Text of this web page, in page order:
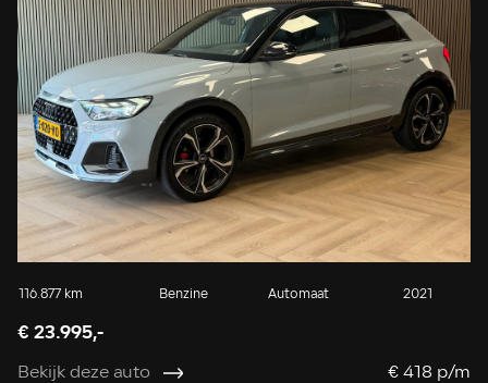
116.877 km Benzine Automaat 2021
€ 23.995,-
Bekijk deze auto € 418 p/m